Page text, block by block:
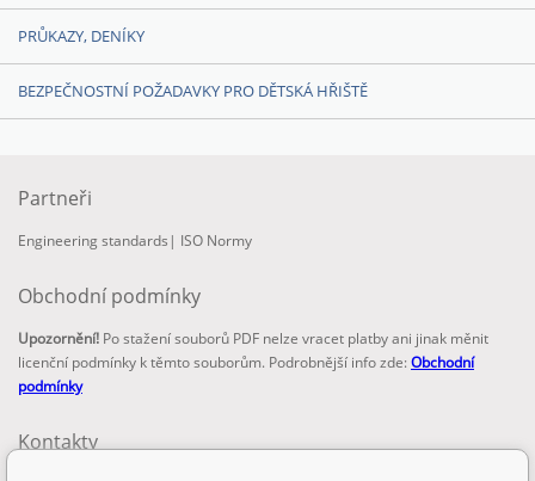
PRŮKAZY, DENÍKY
BEZPEČNOSTNÍ POŽADAVKY PRO DĚTSKÁ HŘIŠTĚ
Partneři
Engineering standards | ISO Normy
Obchodní podmínky
Upozornění! Po stažení souborů PDF nelze vracet platby ani jinak měnit
licenční podmínky k těmto souborům. Podrobnější info zde:Obchodní
podmínky
Kontakty